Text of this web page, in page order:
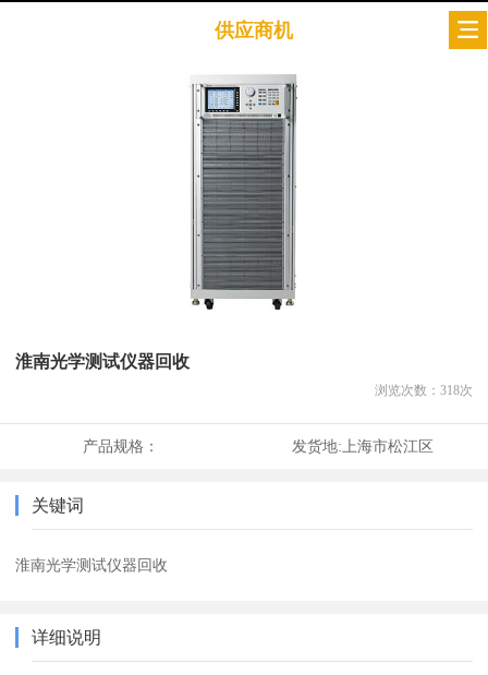
供应商机
淮南光学测试仪器回收
浏览次数： 318次
产品规格： 发货地:上海市松江区
关键词
淮南光学测试仪器回收
详细说明